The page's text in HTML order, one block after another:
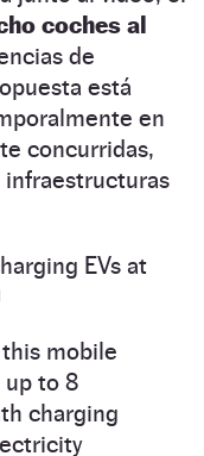
coches al
de
está
en
concurridas,
infraestructuras
EVs at
mobile
up to 8
charging